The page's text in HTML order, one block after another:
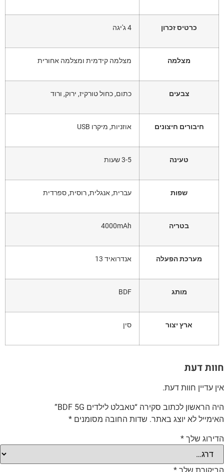
כרטיס זכרון 4 ג'יגה
מצלמה מצלמה קידמית ומצלמה אחורית
צבעים כתום, כחול טורקיז, ירוק, ורוד
חיבורים חיצונים אוזניות, מיקרו USB
טעינה 3-5 שעות
שפות עברית, אנגלית, רוסית, ספרדית
בטריה 4000mAh
מערכת הפעלה אנדרואיד 13
מותג BDF
ארץ יצור סין
חוות דעת
אין עדיין חוות דעת.
היה הראשון לכתוב סקירה “טאבלט לילדים BDF 5G”
האימייל לא יוצג באתר. שדות החובה מסומנים *
הדירוג שלך *